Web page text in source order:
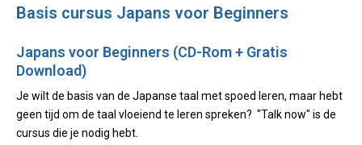
Basis cursus Japans voor Beginners
Japans voor Beginners (CD-Rom + Gratis
Download)
Je wilt de basis van de Japanse taal met spoed leren, maar hebt
geen tijd om de taal vloeiend te leren spreken? "Talk now" is de
cursus die je nodig hebt.